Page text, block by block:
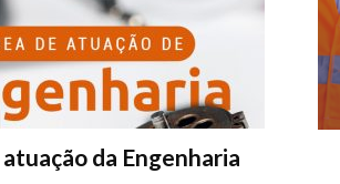
da Engenharia